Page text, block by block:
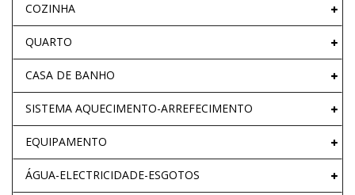
COZINHA
QUARTO
CASA DE BANHO
SISTEMA AQUECIMENTO-ARREFECIMENTO
EQUIPAMENTO
ÁGUA-ELECTRICIDADE-ESGOTOS